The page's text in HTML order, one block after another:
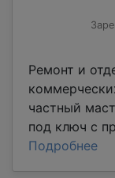
Ремонт и
частный
под ключ с
Подробнее